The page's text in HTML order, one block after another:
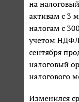
на
активам с 3
налогам с
учетом НДФЛ
сентября
налоговый
налогового
Изменился